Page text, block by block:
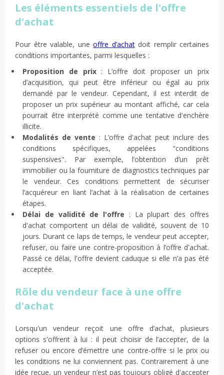
Les éléments essentiels de l'offre
d'achat
Pour être valable, une offre d’achatdoit remplir certaines
conditions importantes, parmi lesquelles :
Proposition de prix: L’offre doit proposer un prix
d’acquisition, qui peut être inférieur ou égal au prix
demandé par le vendeur. Cependant, il est interdit de
proposer un prix supérieur au montant affiché, car cela
pourrait être interprété comme une tentative d'enchère
illicite.
Modalités de vente : L’offre d'achat peut inclure des
conditions spécifiques, appelées "conditions
suspensives". Par exemple, l’obtention d’un prêt
immobilier ou la fourniture de diagnostics techniques par
le vendeur. Ces conditions permettent de sécuriser
l’acquéreur en liant l’achat à la réalisation de certaines
étapes.
Délai de validité de l'offre : La plupart des offres
d'achat comportent un délai de validité, souvent de 10
jours. Durant ce laps de temps, le vendeur peut accepter,
refuser, ou faire une contre-proposition à l’offre d'achat.
Passé ce délai, l'offre devient caduque si elle n’a pas été
acceptée.
Rôle du vendeur face à une offre
d'achat
Lorsqu'un vendeur reçoit une offre d’achat, plusieurs
options s'offrent à lui : il peut choisir de l’accepter, de la
refuser ou encore d’émettre une contre-offre si le prix ou
les conditions ne lui conviennent pas. Contrairement à une
idée reçue, un vendeur n’est pas toujours obligé d'accepter